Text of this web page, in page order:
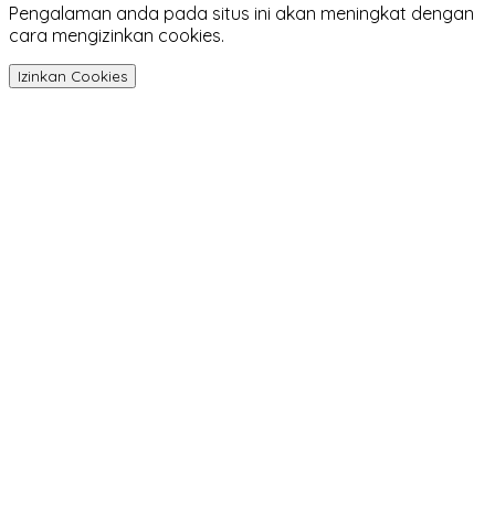
Pengalaman anda pada situs ini akan meningkat dengan
cara mengizinkan cookies.
Izinkan Cookies